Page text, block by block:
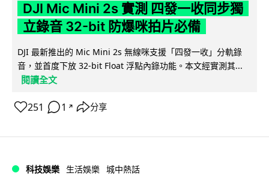
DJI Mic Mini 2s 實測 四發一收同步獨
立錄音 32-bit 防爆咪拍片必備
DJI 最新推出的 Mic Mini 2s 無線咪支援「四發一收」分軌錄
音，並首度下放 32-bit Float 浮點內錄功能。本文經實測其...
閱讀全文
251 1 ↗ 分享
科技娛樂 生活娛樂 城中熱話